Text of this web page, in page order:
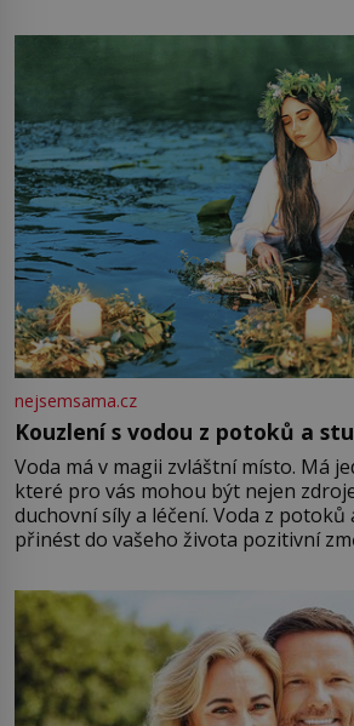
milostpaní. Stačí jenom na sukni,“
množství růžového mušelínu. „Ošidili
nejsemsama.cz
Kouzlení s vodou z potoků a
Voda má v magii zvláštní místo. Má
které pro vás mohou být nejen
duchovní síly a léčení. Voda z potoků
přinést do vašeho života pozitivní
můžete obohatit své rituály a přinést
větší harmonii a klid. Je důležité